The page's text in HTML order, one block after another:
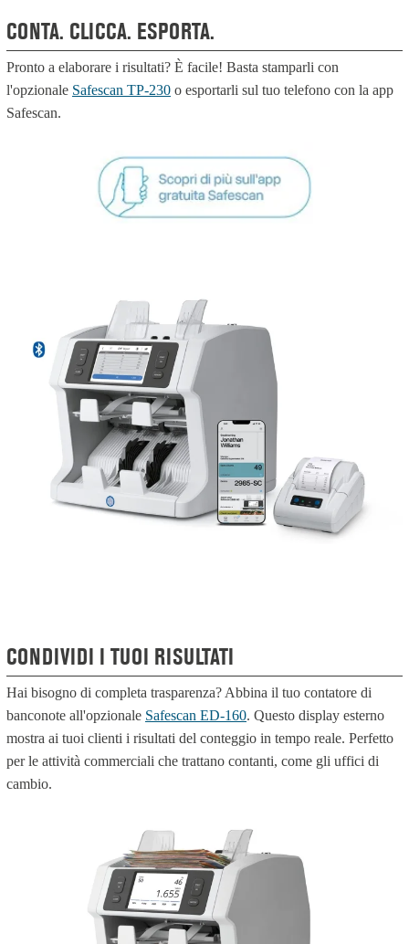
CONTA. CLICCA. ESPORTA.
Pronto a elaborare i risultati? È facile! Basta stamparli con
l'opzionale Safescan TP-230 o esportarli sul tuo telefono con la app
Safescan.
CONDIVIDI I TUOI RISULTATI
Hai bisogno di completa trasparenza? Abbina il tuo contatore di
banconote all'opzionale Safescan ED-160. Questo display esterno
mostra ai tuoi clienti i risultati del conteggio in tempo reale. Perfetto
per le attività commerciali che trattano contanti, come gli uffici di
cambio.